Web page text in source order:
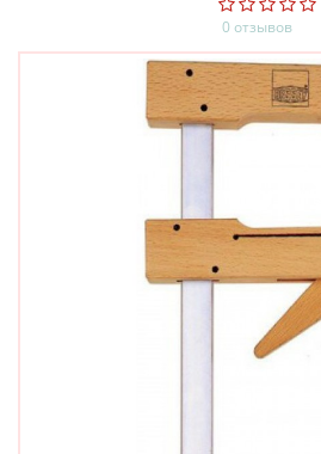
0 отзывов